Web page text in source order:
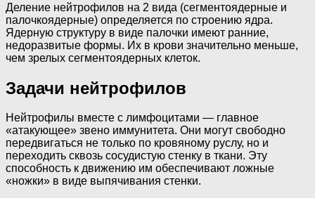
Деление нейтрофилов на 2 вида (сегментоядерные и
палочкоядерные) определяется по строению ядра.
Ядерную структуру в виде палочки имеют ранние,
недоразвитые формы. Их в крови значительно меньше,
чем зрелых сегментоядерных клеток.
Задачи нейтрофилов
Нейтрофилы вместе с лимфоцитами — главное
«атакующее» звено иммунитета. Они могут свободно
передвигаться не только по кровяному руслу, но и
переходить сквозь сосудистую стенку в ткани. Эту
способность к движению им обеспечивают ложные
«ножки» в виде выпячивания стенки.